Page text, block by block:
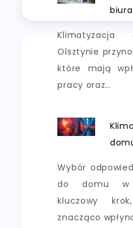
Olsztynie
które mają
pracy oraz…
Wybór
do domu w
kluczowy
znacząco